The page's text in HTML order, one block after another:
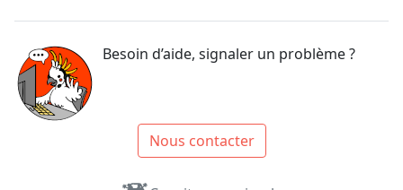
Besoin d’aide, signaler un problème ?
Nous contacter